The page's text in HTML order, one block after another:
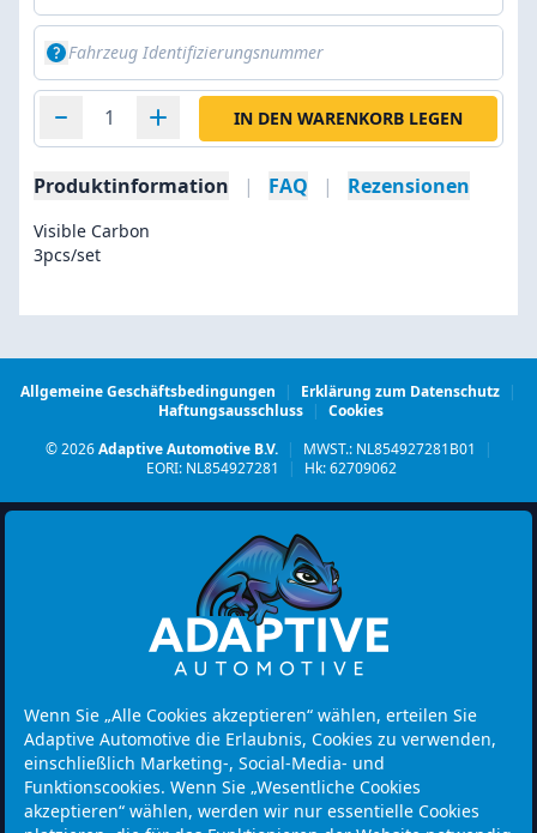
Wenn Sie „Alle Cookies akzeptieren“ wählen, erteilen Sie
Adaptive Automotive die Erlaubnis, Cookies zu verwenden,
einschließlich Marketing-, Social-Media- und
Funktionscookies. Wenn Sie „Wesentliche Cookies
akzeptieren“ wählen, werden wir nur essentielle Cookies
IN DEN WARENKORB LEGEN
Produktinformation | FAQ | Rezensionen
Visible Carbon
3pcs/set
Allgemeine Geschäftsbedingungen | Erklärung zum Datenschutz |
Haftungsausschluss | Cookies
© 2026Adaptive Automotive B.V. | MWST.: NL854927281B01
|
EORI: NL854927281
| Hk: 62709062
6229 PM MAASTRICHT
Netherlands
Öffnungszeit:
Bitte beachten: Besuche sind nur nach Terminvereinbarung